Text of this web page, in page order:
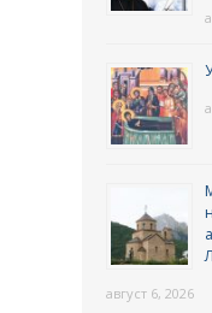
август 6, 2026